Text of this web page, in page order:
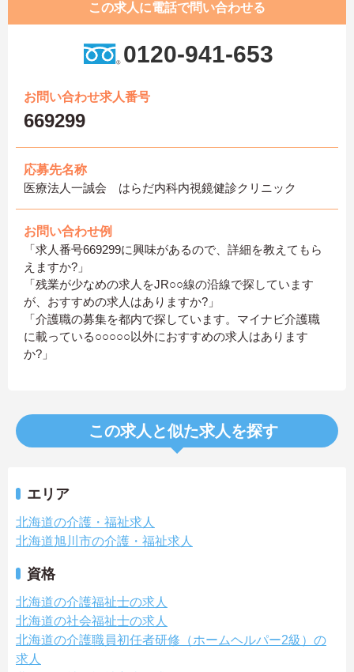
この求人に電話で問い合わせる
0120-941-653
お問い合わせ求人番号
669299
応募先名称
医療法人一誠会 はらだ内科内視鏡健診クリニック
お問い合わせ例
「求人番号669299に興味があるので、詳細を教えてもら
えますか?」
「残業が少なめの求人をJR○○線の沿線で探しています
が、おすすめの求人はありますか?」
「介護職の募集を都内で探しています。マイナビ介護職
に載っている○○○○○以外におすすめの求人はあります
か?」
この求人と似た求人を探す
エリア
北海道の介護・福祉求人
北海道旭川市の介護・福祉求人
資格
北海道の介護福祉士の求人
北海道の社会福祉士の求人
北海道の介護職員初任者研修（ホームヘルパー2級）の
求人